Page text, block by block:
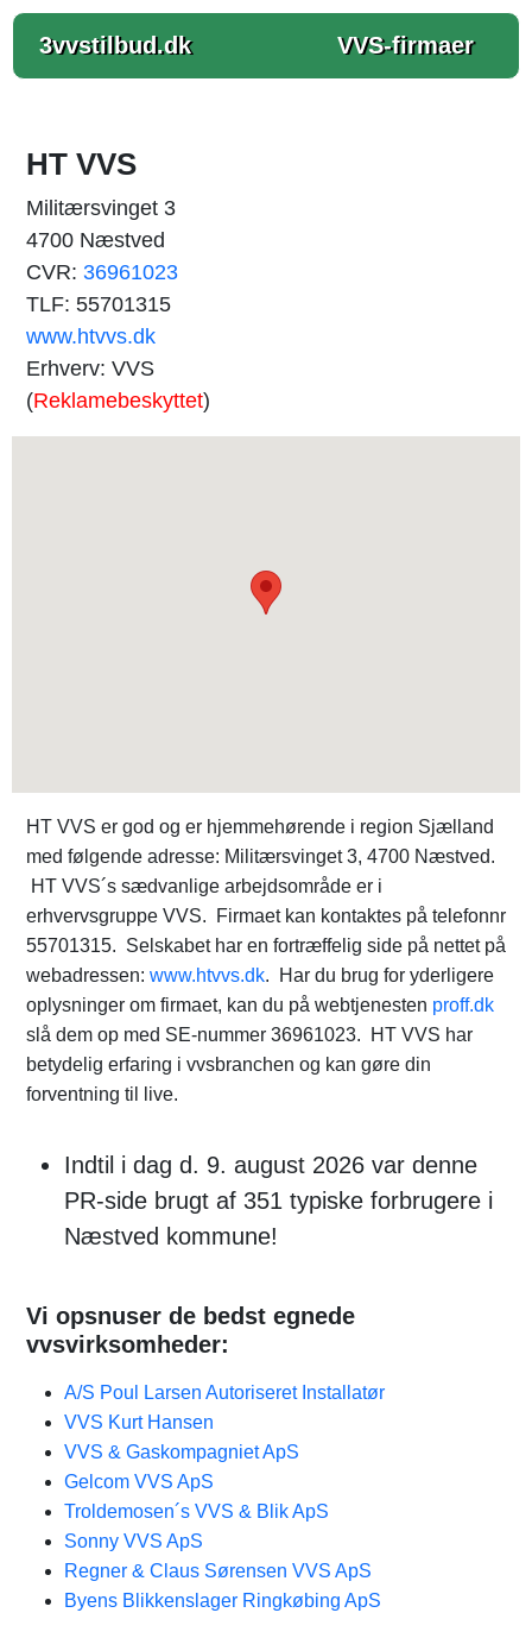
3vvstilbud.dk VVS-firmaer
HT VVS
Militærsvinget 3
4700 Næstved
CVR: 36961023
TLF: 55701315
www.htvvs.dk
Erhverv: VVS
(Reklamebeskyttet)
HT VVS er god og er hjemmehørende i region Sjælland
med følgende adresse: Militærsvinget 3, 4700 Næstved.
HT VVS´s sædvanlige arbejdsområde er i
erhvervsgruppe VVS. Firmaet kan kontaktes på telefonnr
55701315. Selskabet har en fortræffelig side på nettet på
webadressen: www.htvvs.dk. Har du brug for yderligere
oplysninger om firmaet, kan du på webtjenesten proff.dk
slå dem op med SE-nummer 36961023. HT VVS har
betydelig erfaring i vvsbranchen og kan gøre din
forventning til live.
Indtil i dag d. 9. august 2026 var denne
PR-side brugt af 351 typiske forbrugere i
Næstved kommune!
Vi opsnuser de bedst egnede
vvsvirksomheder:
A/S Poul Larsen Autoriseret Installatør
VVS Kurt Hansen
VVS & Gaskompagniet ApS
Gelcom VVS ApS
Troldemosen´s VVS & Blik ApS
Sonny VVS ApS
Regner & Claus Sørensen VVS ApS
Byens Blikkenslager Ringkøbing ApS